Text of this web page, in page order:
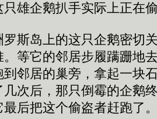
雄企鹅扒手实际上正在
岛上的这只企鹅密切
等它的邻居步履蹒跚地
邻居的巢旁，拿起一块
次后，那只倒霉的企鹅
后把这个偷盗者赶跑了